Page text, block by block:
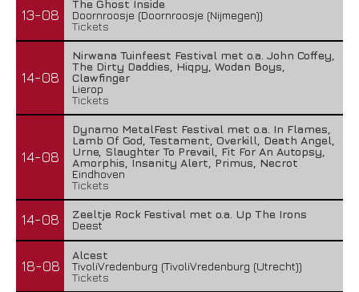
13-08
The Ghost Inside
Doornroosje (Doornroosje (Nijmegen))
Tickets
14-08
Nirwana Tuinfeest Festival met o.a. John Coffey,
The Dirty Daddies, Hiqpy, Wodan Boys,
Clawfinger
Lierop
Tickets
14-08
Dynamo MetalFest Festival met o.a. In Flames,
Lamb Of God, Testament, Overkill, Death Angel,
Urne, Slaughter To Prevail, Fit For An Autopsy,
Amorphis, Insanity Alert, Primus, Necrot
Eindhoven
Tickets
14-08
Zeeltje Rock Festival met o.a. Up The Irons
Deest
18-08
Alcest
TivoliVredenburg (TivoliVredenburg (Utrecht))
Tickets